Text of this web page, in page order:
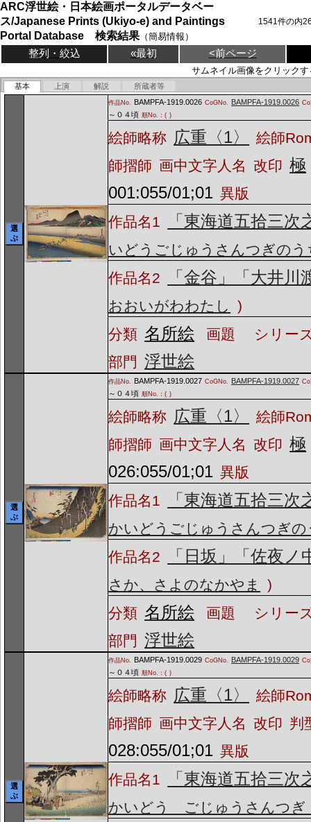
ARC浮世絵・日本絵画ポータルデータベー
ス/Japanese Prints (Ukiyo-e) and Paintings
Portal Database 検索結果（簡易情報）
1541件の内
整列・絞込 «最初 <前ページ
サムネイル画像をクリック
基本 上演 解説 所蔵者等
選
ぶ
作品No. BAMPFA-1919.0026 CoGNo. BAMPFA-1919.0026
～０４頃 順No.：( )
絵師略称 広重〈1〉
絵師
師摺師 画中文字人名 改印 極
001:055/01;01 異版
作品名1
「東海道五拾三次
いどうごじゅうさんつぎのう
作品名2
「金谷」「大井川
おおいがわわたし
)
分類 名所絵 画題
シリー
部門 浮世絵
選
ぶ
作品No. BAMPFA-1919.0027 CoGNo. BAMPFA-1919.0027
～０４頃 順No.：( )
絵師略称 広重〈1〉
絵師
師摺師 画中文字人名 改印 極
026:055/01;01 異版
作品名1
「東海道五拾三次
かいどうごじゅうさんつぎの
作品名2
「日坂」「佐夜ノ
さか、さよのなかやま
)
分類 名所絵 画題
シリー
部門 浮世絵
選
ぶ
作品No. BAMPFA-1919.0029 CoGNo. BAMPFA-1919.0029
～０４頃 順No.：( )
絵師略称 広重〈1〉
絵師
師摺師 画中文字人名 改印 判
028:055/01;01 異版
作品名1
「東海道五拾三次
かいどう ごじゅうさんつ